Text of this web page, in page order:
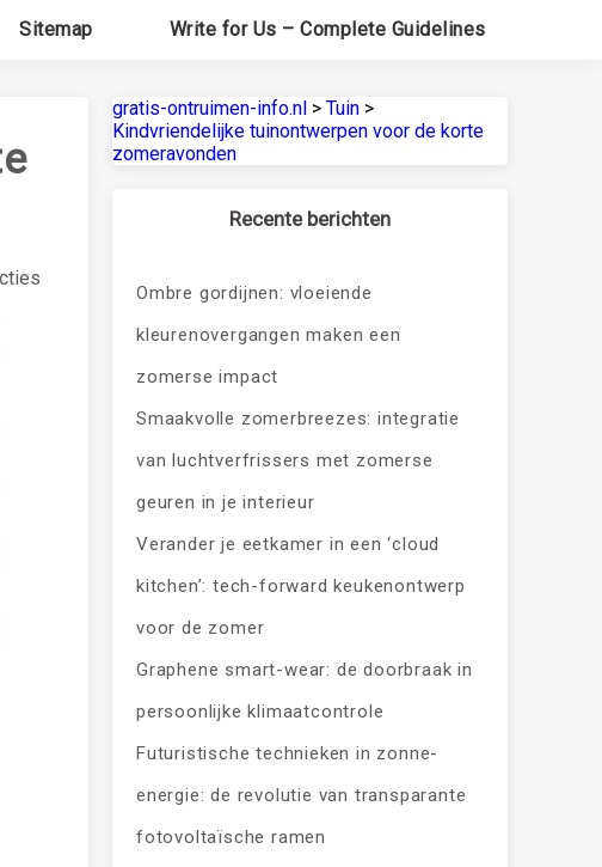
Sitemap Write for Us – Complete Guidelines
gratis-ontruimen-info.nl> Tuin>
Kindvriendelijke tuinontwerpen voor de korte
zomeravonden
Recente berichten
Ombre gordijnen: vloeiende
kleurenovergangen maken een
zomerse impact
Smaakvolle zomerbreezes: integratie
van luchtverfrissers met zomerse
geuren in je interieur
Verander je eetkamer in een ‘cloud
kitchen’: tech-forward keukenontwerp
voor de zomer
Graphene smart-wear: de doorbraak in
persoonlijke klimaatcontrole
Futuristische technieken in zonne-
energie: de revolutie van transparante
fotovoltaïsche ramen